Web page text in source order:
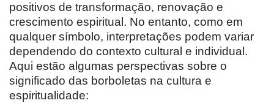
positivos de transformação, renovação e
crescimento espiritual. No entanto, como em
qualquer símbolo, interpretações podem variar
dependendo do contexto cultural e individual.
Aqui estão algumas perspectivas sobre o
significado das borboletas na cultura e
espiritualidade: